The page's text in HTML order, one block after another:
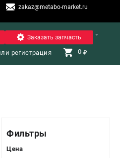
zakaz@metabo-market.ru
Санкт-Петербург
Заказать запчасть
регистрация 0 ₽
Фильтры
Цена